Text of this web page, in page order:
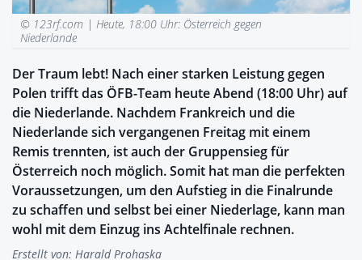
© 123rf.com |Heute, 18:00 Uhr: Österreich gegen
Niederlande
Der Traum lebt! Nach einer starken Leistung gegen
Polen trifft das ÖFB-Team heute Abend (18:00 Uhr) auf
die Niederlande. Nachdem Frankreich und die
Niederlande sich vergangenen Freitag mit einem
Remis trennten, ist auch der Gruppensieg für
Österreich noch möglich. Somit hat man die perfekten
Voraussetzungen, um den Aufstieg in die Finalrunde
zu schaffen und selbst bei einer Niederlage, kann man
wohl mit dem Einzug ins Achtelfinale rechnen.
Erstellt von: Harald Prohaska